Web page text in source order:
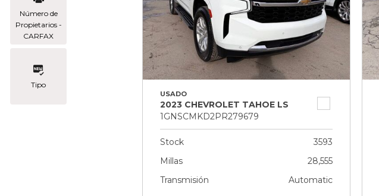
Número de
Propietarios -
CARFAX
Tipo
USADO
2023 CHEVROLET TAHOE LS
1GNSCMKD2PR279679
Stock
3593
Millas
28,555
Transmisión
Automatic